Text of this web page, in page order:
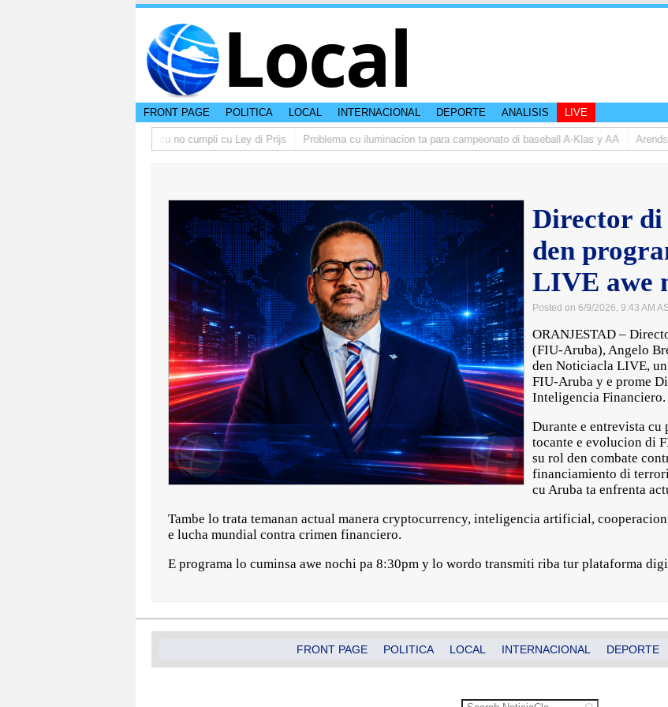
Local
FRONT PAGE POLITICA LOCAL INTERNACIONAL DEPORTE ANALISIS LIVE
lo multa supermercado cu no cumpli cu Ley di Prijs Problema cu iluminacion ta para campeonato di baseball A-Klas y AA Arends-
Director di
den
LIVE awe
Posted on 6/9/2026, 9:43 AM
ORANJESTAD –
(FIU-Aruba), Angelo
den Noticiacla LIVE,
FIU-Aruba y e prome
Inteligencia Financiero.
Durante e entrevista
tocante e evolucion di
su rol den combate
financiamiento di
cu Aruba ta enfrenta
Tambe lo trata temanan actual manera cryptocurrency, inteligencia artificial,
e lucha mundial contra crimen financiero.
E programa lo cuminsa awe nochi pa 8:30pm y lo wordo transmiti riba tur plataforma
FRONT PAGE POLITICA LOCAL INTERNACIONAL DEPORTE